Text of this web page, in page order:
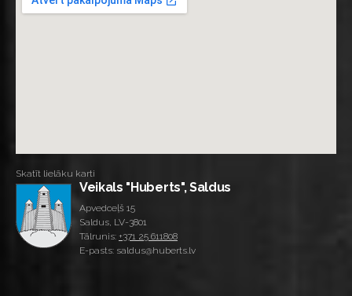
Skatīt lielāku karti
Veikals "Huberts", Saldus
Apvedceļš 15
Saldus, LV-3801
Tālrunis: +371 25 611808
E-pasts: saldus@huberts.lv